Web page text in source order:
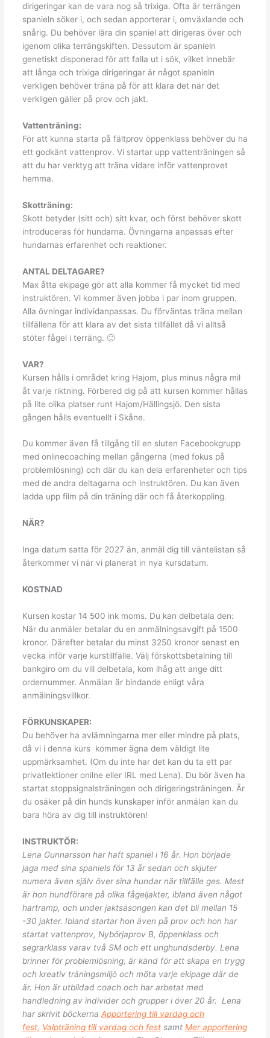
dirigeringar kan de vara nog så trixiga. Ofta är terrängen
spanieln söker i, och sedan apporterar i, omväxlande och
snårig. Du behöver lära din spaniel att dirigeras över och
igenom olika terrängskiften. Dessutom är spanieln
genetiskt disponerad för att falla ut i sök, vilket innebär
att långa och trixiga dirigeringar är något spanieln
verkligen behöver träna på för att klara det när det
verkligen gäller på prov och jakt.
Vattenträning:
För att kunna starta på fältprov öppenklass behöver du ha
ett godkänt vattenprov. Vi startar upp vattenträningen så
att du har verktyg att träna vidare inför vattenprovet
hemma.
Skotträning:
Skott betyder (sitt och) sitt kvar, och först behöver skott
introduceras för hundarna. Övningarna anpassas efter
hundarnas erfarenhet och reaktioner.
ANTAL DELTAGARE?
Max åtta ekipage gör att alla kommer få mycket tid med
instruktören. Vi kommer även jobba i par inom gruppen.
Alla övningar individanpassas. Du förväntas träna mellan
tillfällena för att klara av det sista tillfället då vi alltså
stöter fågel i terräng. 🙂
VAR?
Kursen hålls i området kring Hajom, plus minus några mil
åt varje riktning. Förbered dig på att kursen kommer hållas
på lite olika platser runt Hajom/Hällingsjö. Den sista
gången hålls eventuellt i Skåne.
Du kommer även få tillgång till en sluten Facebookgrupp
med onlinecoaching mellan gångerna (med fokus på
problemlösning) och där du kan dela erfarenheter och tips
med de andra deltagarna och instruktören. Du kan även
ladda upp film på din träning där och få återkoppling.
NÄR?
Inga datum satta för 2027 än, anmäl dig till väntelistan så
återkommer vi när vi planerat in nya kursdatum.
KOSTNAD
Kursen kostar 14 500 ink moms. Du kan delbetala den:
När du anmäler betalar du en anmälningsavgift på 1500
kronor. Därefter betalar du minst 3250 kronor senast en
vecka inför varje kurstillfälle. Välj förskottsbetalning till
bankgiro om du vill delbetala, kom ihåg att ange ditt
ordernummer. Anmälan är bindande enligt våra
anmälningsvillkor.
FÖRKUNSKAPER:
Du behöver ha avlämningarna mer eller mindre på plats,
då vi i denna kurs kommer ägna dem väldigt lite
uppmärksamhet. (Om du inte har det kan du ta ett par
privatlektioner onilne eller IRL med Lena). Du bör även ha
startat stoppsignalsträningen och dirigeringsträningen. Är
du osäker på din hunds kunskaper inför anmälan kan du
bara höra av dig till instruktören!
INSTRUKTÖR:
Lena Gunnarsson har haft spaniel i 16 år. Hon började
jaga med sina spaniels för 13 år sedan och skjuter
numera även själv över sina hundar när tillfälle ges. Mest
är hon hundförare på olika fågeljakter, ibland även något
hartramp, och under jaktsäsongen kan det bli mellan 15
-30 jakter. Ibland startar hon även på prov och hon har
startat vattenprov, Nybörjaprov B, öppenklass och
segrarklass varav två SM och ett unghundsderby. Lena
brinner för problemlösning, är känd för att skapa en trygg
och kreativ träningsmiljö och möta varje ekipage där de
är. Hon är utbildad coach och har arbetat med
handledning av individer och grupper i över 20 år. Lena
har skrivit böckerna Apportering till vardag och
fest, Valpträning till vardag och festsamt Mer apportering